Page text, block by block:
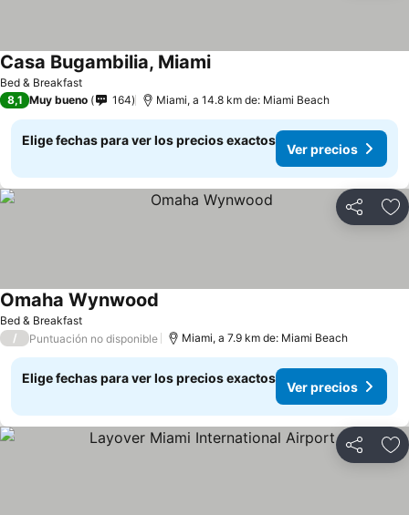
Bed & Breakfast
Casa Bugambilia, Miami
8,1 Muy bueno 164 Miami, a 14.8 km de: Miami Beach
Elige fechas para ver los precios exactos
Ver precios
Compartir
Bed & Breakfast
Omaha Wynwood
/ Puntuación no disponible Miami, a 7.9 km de: Miami Beach
Elige fechas para ver los precios exactos
Ver precios
Compartir